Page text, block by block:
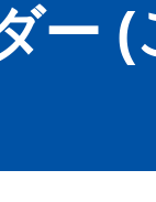
ー (